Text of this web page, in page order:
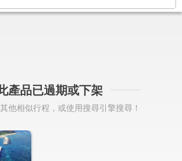
產品已過期或下架
他相似行程，或使用搜尋引擎搜尋！